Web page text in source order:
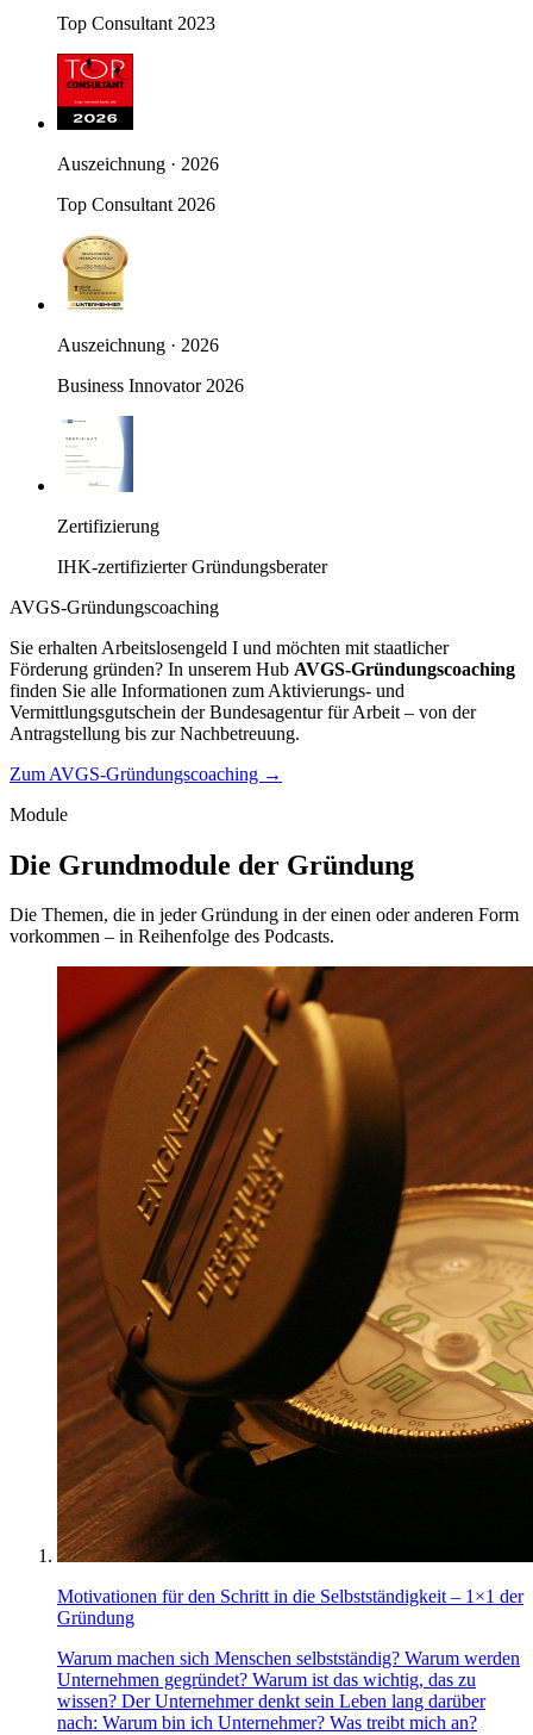
Top Consultant 2023
Auszeichnung · 2026
Top Consultant 2026
Auszeichnung · 2026
Business Innovator 2026
Zertifizierung
IHK-zertifizierter Gründungsberater
AVGS-Gründungscoaching
Sie erhalten Arbeitslosengeld I und möchten mit staatlicher
Förderung gründen? In unserem Hub AVGS-Gründungscoaching
finden Sie alle Informationen zum Aktivierungs- und
Vermittlungsgutschein der Bundesagentur für Arbeit – von der
Antragstellung bis zur Nachbetreuung.
Zum AVGS-Gründungscoaching →
Module
Die Grundmodule der Gründung
Die Themen, die in jeder Gründung in der einen oder anderen Form
vorkommen – in Reihenfolge des Podcasts.
Motivationen für den Schritt in die Selbstständigkeit – 1×1 der
Gründung
Warum machen sich Menschen selbstständig? Warum werden
Unternehmen gegründet? Warum ist das wichtig, das zu
wissen? Der Unternehmer denkt sein Leben lang darüber
nach: Warum bin ich Unternehmer? Was treibt mich an?